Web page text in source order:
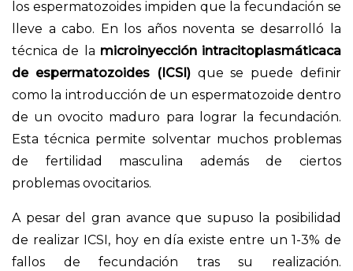
los espermatozoides impiden que la fecundación se
lleve a cabo. En los años noventa se desarrolló la
técnica de la microinyección intracitoplasmáticaca
de espermatozoides (ICSI)que se puede definir
como la introducción de un espermatozoide dentro
de un ovocito maduro para lograr la fecundación.
Esta técnica permite solventar muchos problemas
de fertilidad masculina además de ciertos
problemas ovocitarios.
A pesar del gran avance que supuso la posibilidad
de realizar ICSI, hoy en día existe entre un 1-3% de
fallos de fecundación tras su realización.